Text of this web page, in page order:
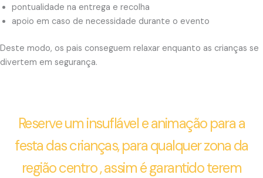
pontualidade na entrega e recolha
apoio em caso de necessidade durante o evento
Deste modo, os pais conseguem relaxar enquanto as crianças se
divertem em segurança.
Reserve um insuflável e animação para a
festa das crianças, para qualquer zona da
região centro , assim é garantido terem